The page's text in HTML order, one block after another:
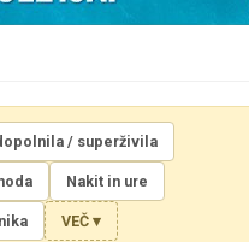
/ superživila
Nakit in ure
VEČ ▾